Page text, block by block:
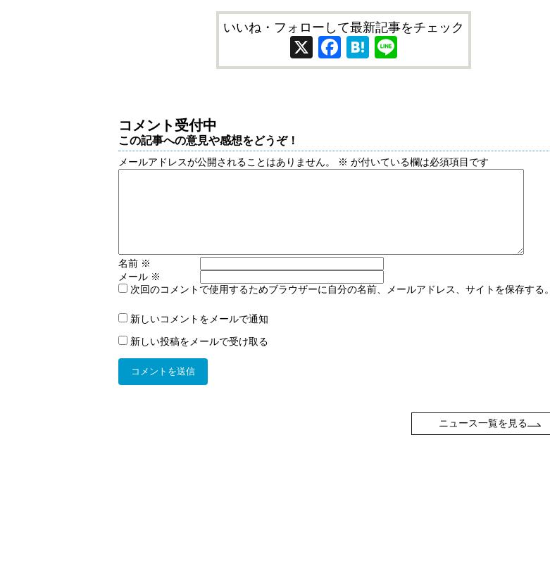
いいね・フォローして最新記事をチェック
X Facebook
Hatena
コメント受付中
この記事への意見や感想をどうぞ！
メールアドレスが公開されることはありません。 ※ が付いている欄は必須項目です
名前 ※
メール ※
次回のコメントで使用するためブラウザーに自分の名前、メールアドレス、サイトを保存する。
新しいコメントをメールで通知
新しい投稿をメールで受け取る
ニュース一覧を見る